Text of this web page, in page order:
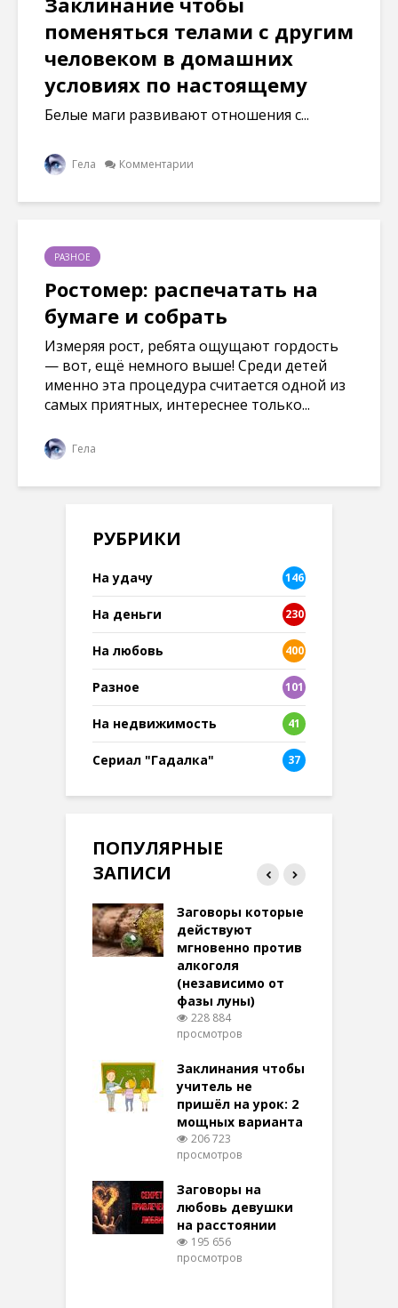
поменяться телами с другим
человеком в домашних
условиях по настоящему
Белые маги развивают отношения с...
Гела Комментарии
РАЗНОЕ
Ростомер: распечатать на
бумаге и собрать
Измеряя рост, ребята ощущают гордость
— вот, ещё немного выше! Среди детей
именно эта процедура считается одной из
самых приятных, интереснее только...
Гела
РУБРИКИ
На удачу 146
На деньги 230
На любовь 400
Разное
101
8
На недвижимость 41
Сериал "Гадалка" 37
ПОПУЛЯРНЫЕ
ЗАПИСИ
Заговоры которые
действуют
мгновенно против
алкоголя
(независимо от
фазы луны)
228 884
просмотров
Заклинания чтобы
учитель не
пришёл на урок: 2
мощных варианта
206 723
просмотров
Заговоры на
любовь девушки
на расстоянии
195 656
просмотров